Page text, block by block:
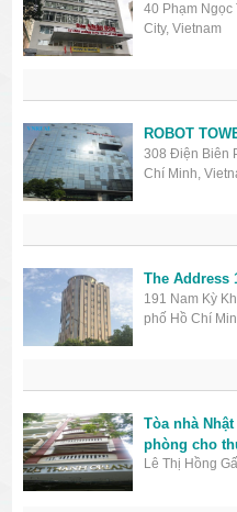
40 Phạm Ngọc
City, Vietnam
ROBOT
308 Điện Biên
Chí Minh,
The Address
191 Nam Kỳ
phố Hồ Chí
Tòa nhà
phòng cho
Lê Thị Hồng